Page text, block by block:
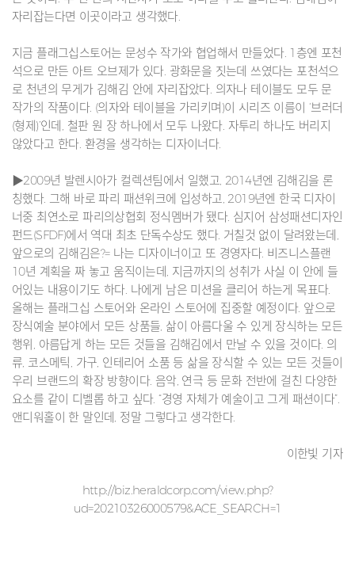
자리잡는다면 이곳이라고 생각했다.
지금 플래그십스토어는 문성수 작가와 협업해서 만들었다. 1층엔 포천
석으로 만든 아트 오브제가 있다. 광화문을 짓는데 쓰였다는 포천석으
로 천년의 무게가 김해김 안에 자리잡았다. 의자나 테이블도 모두 문
작가의 작품이다. (의자와 테이블을 가리키며)이 시리즈 이름이 ‘브러더
(형제)’인데, 철판 원 장 하나에서 모두 나왔다. 자투리 하나도 버리지
않았다고 한다. 환경을 생각하는 디자이너다.
▶2009년 발렌시아가 컬렉션팀에서 일했고, 2014년엔 김해김을 론
칭했다. 그해 바로 파리 패션위크에 입성하고, 2019년엔 한국 디자이
너중 최연소로 파리의상협회 정식멤버가 됐다. 심지어 삼성패션디자인
펀드(SFDF)에서 역대 최초 단독수상도 했다. 거칠것 없이 달려왔는데,
앞으로의 김해김은?= 나는 디자이너이고 또 경영자다. 비즈니스플랜
10년 계획을 짜 놓고 움직이는데, 지금까지의 성취가 사실 이 안에 들
어있는 내용이기도 하다. 나에게 남은 미션을 클리어 하는게 목표다.
올해는 플래그십 스토어와 온라인 스토어에 집중할 예정이다. 앞으로
장식예술 분야에서 모든 상품들, 삶이 아름다울 수 있게 장식하는 모든
행위, 아름답게 하는 모든 것들을 김해김에서 만날 수 있을 것이다. 의
류, 코스메틱, 가구, 인테리어 소품 등 삶을 장식할 수 있는 모든 것들이
우리 브랜드의 확장 방향이다. 음악, 연극 등 문화 전반에 걸친 다양한
요소를 같이 디벨롭 하고 싶다. “경영 자체가 예술이고 그게 패션이다”.
앤디워홀이 한 말인데, 정말 그렇다고 생각한다.
이한빛 기자
http://biz.heraldcorp.com/view.php?
ud=20210326000579&ACE_SEARCH=1